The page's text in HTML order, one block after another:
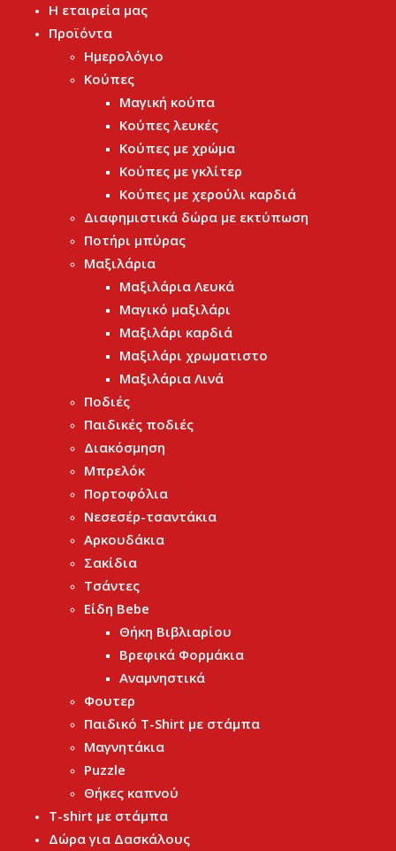
Η εταιρεία μας
Προϊόντα
Ημερολόγιο
Κούπες
Μαγική κούπα
Κούπες λευκές
Κούπες με χρώμα
Κούπες με γκλίτερ
Κούπες με χερούλι καρδιά
Διαφημιστικά δώρα με εκτύπωση
Ποτήρι μπύρας
Μαξιλάρια
Μαξιλάρια Λευκά
Μαγικό μαξιλάρι
Μαξιλάρι καρδιά
Μαξιλάρι χρωματιστο
Μαξιλάρια Λινά
Ποδιές
Παιδικές ποδιές
Διακόσμηση
Μπρελόκ
Πορτοφόλια
Νεσεσέρ-τσαντάκια
Αρκουδάκια
Σακίδια
Τσάντες
Είδη Bebe
Θήκη Βιβλιαρίου
Βρεφικά Φορμάκια
Αναμνηστικά
Φουτερ
Παιδικό T-Shirt με στάμπα
Μαγνητάκια
Puzzle
Θήκες καπνού
T-shirt με στάμπα
Δώρα για Δασκάλους